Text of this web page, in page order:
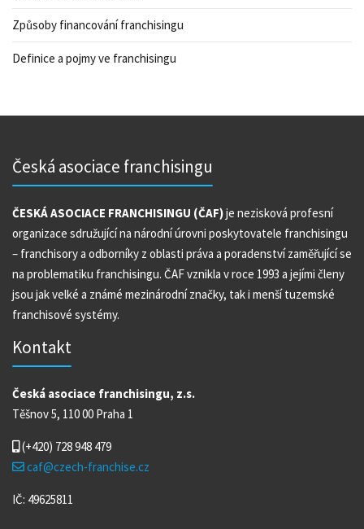
Způsoby financování franchisingu
Definice a pojmy ve franchisingu
Česká asociace franchisingu
ČESKÁ ASOCIACE FRANCHISINGU (ČAF)je nezisková profesní
organizace sdružující na národní úrovni poskytovatele franchisingu
– franchisory a odborníky z oblasti práva a poradenství zaměřující se
na problematiku franchisingu. ČAF vznikla v roce 1993 a jejími členy
jsou jak velké a známé mezinárodní značky, tak i menší tuzemské
franchisové systémy.
Kontakt
Česká asociace franchisingu, z.s.
Těšnov 5, 110 00 Praha 1
(+420) 728 948 479
caf@czech-franchise.cz
IČ: 49625811